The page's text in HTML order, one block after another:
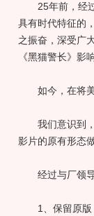
25年前，经过
具有时代特征的
之振奋，深受广
《黑猫警长》影
如今，在将美
我们意识到，
影片的原有形态
经过与厂领导
1、保留原版《